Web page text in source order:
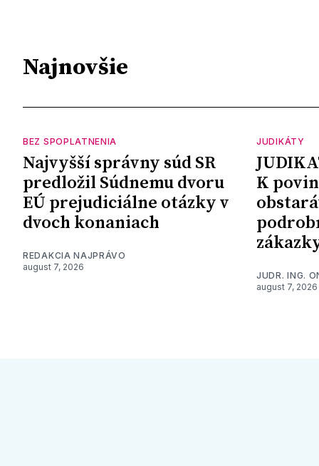
Najnovšie
BEZ SPOPLATNENIA
Najvyšší správny súd SR
predložil Súdnemu dvoru
EÚ prejudiciálne otázky v
dvoch konaniach
REDAKCIA NAJPRÁVO
august 7, 2026
JUDIKÁTY
K
JUDR. ING.
august 7, 2026